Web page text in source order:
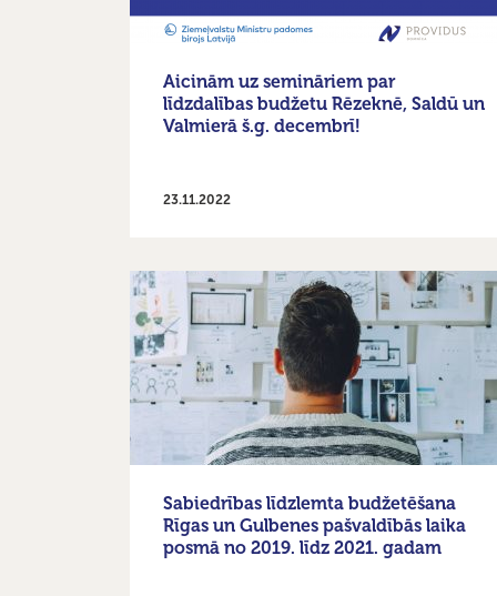
Aicinām uz semināriem par
līdzdalības budžetu Rēzeknē, Saldū un
Valmierā š.g. decembrī!
23.11.2022
Sabiedrības līdzlemta budžetēšana
Rīgas un Gulbenes pašvaldībās laika
posmā no 2019. līdz 2021. gadam